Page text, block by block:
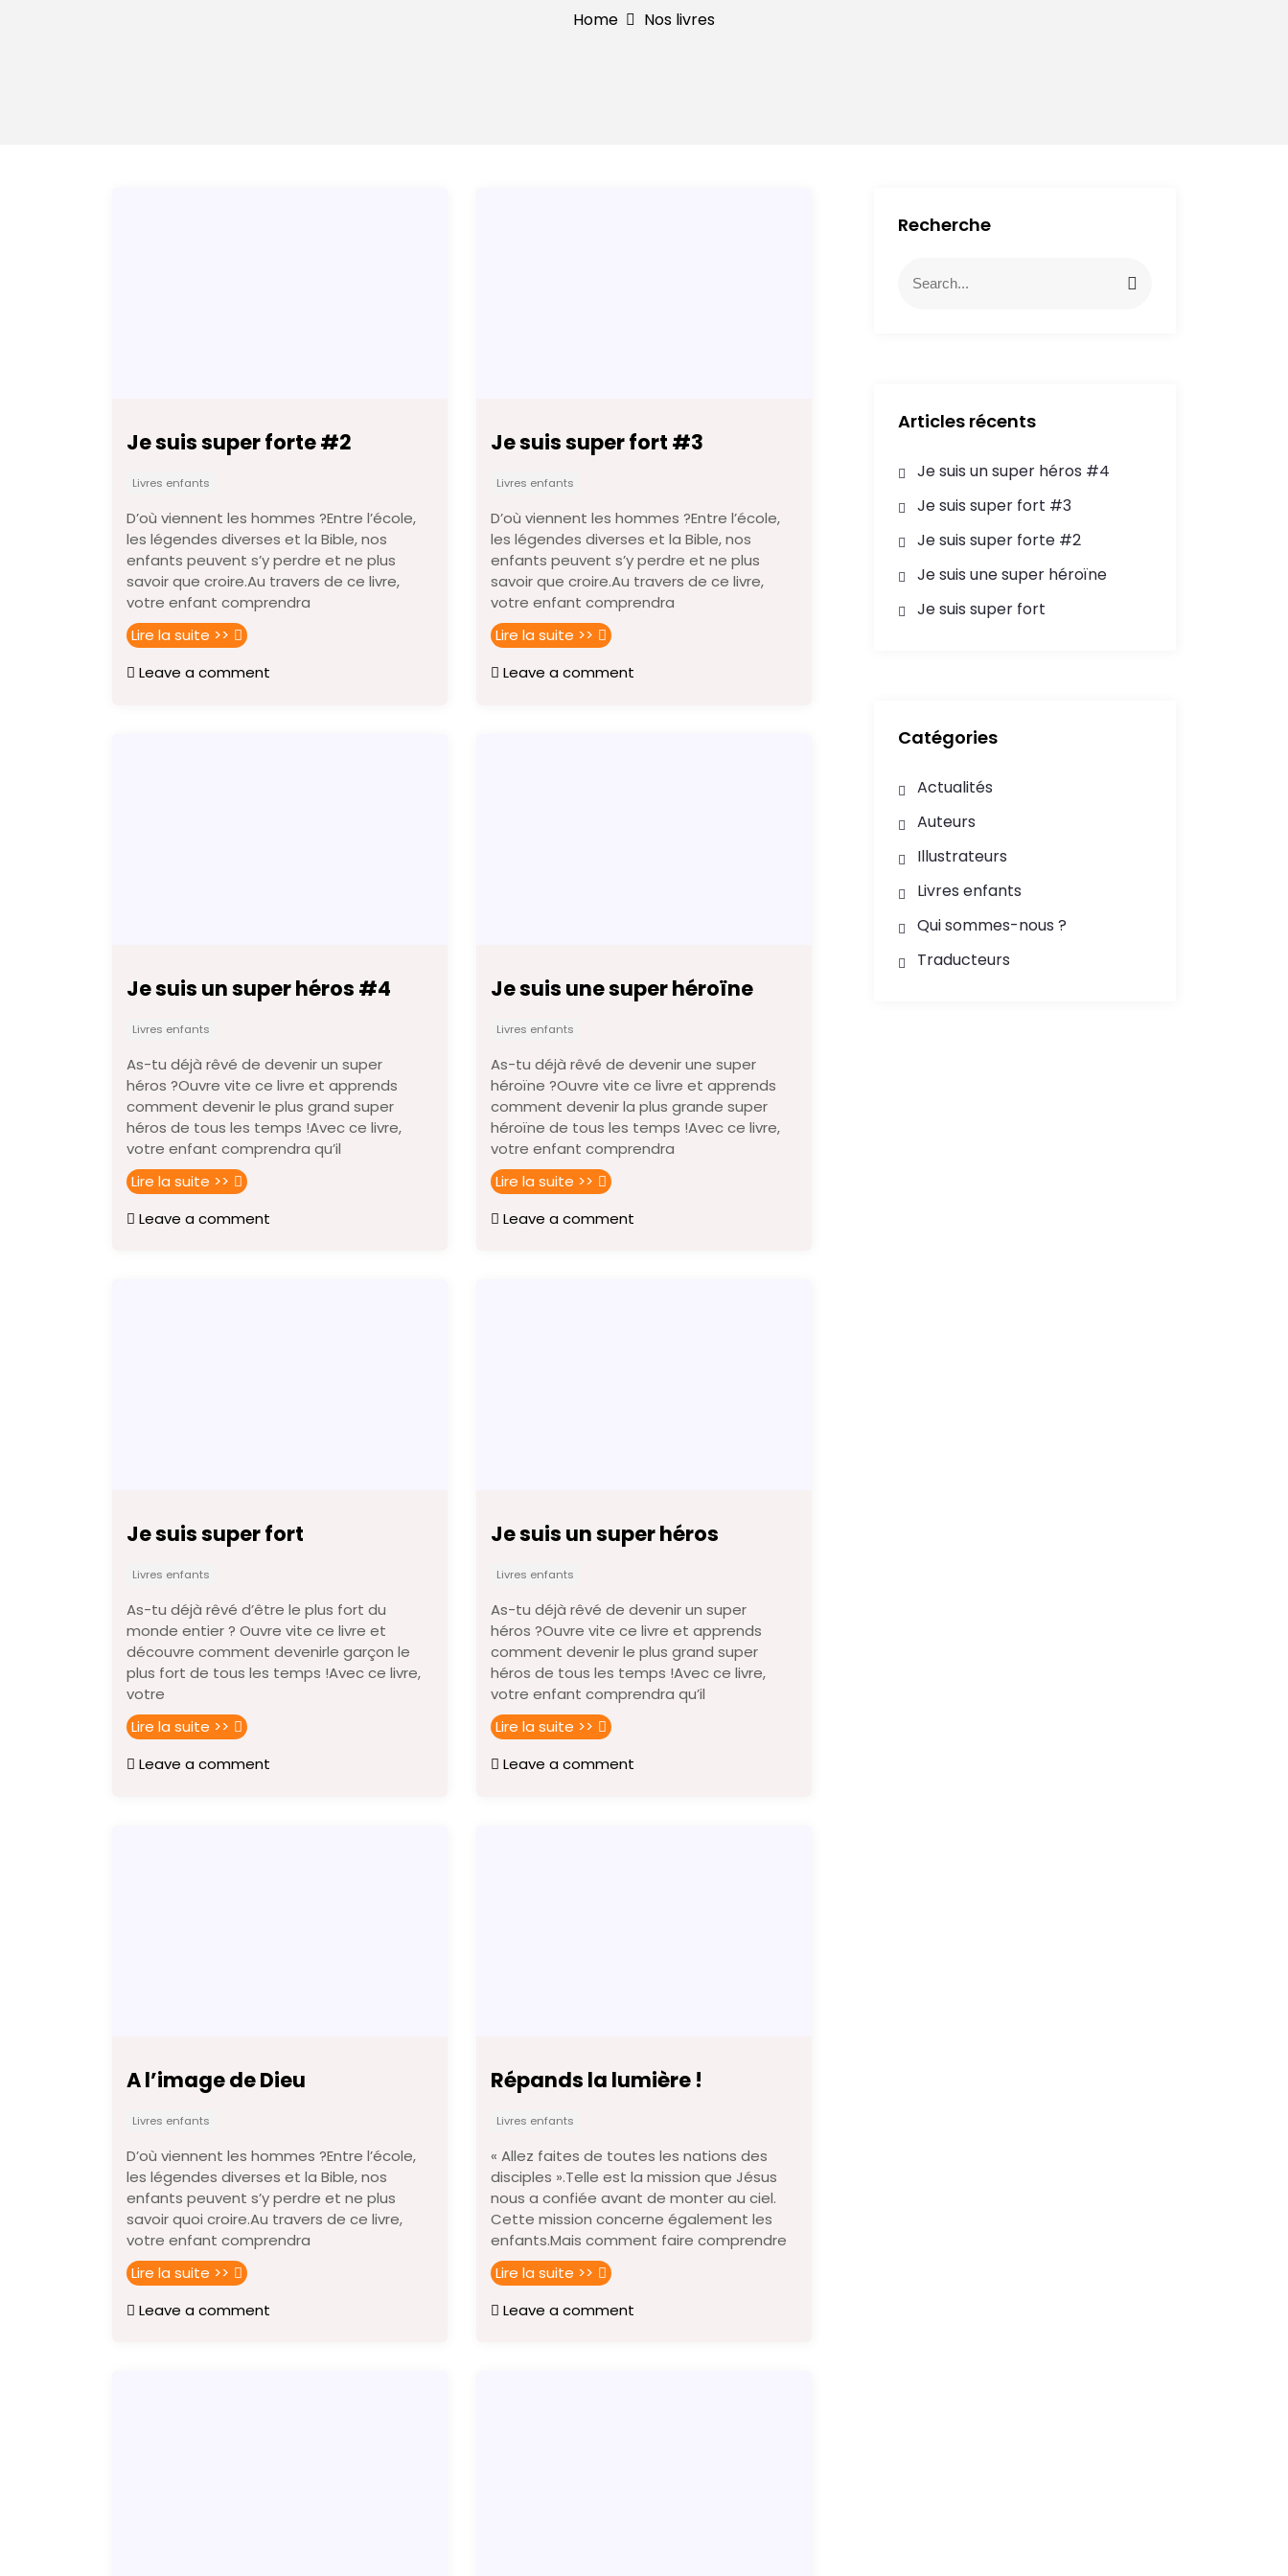
Home Nos livres
Je suis super forte #2
Livres enfants
D’où viennent les hommes ?Entre l’école,
les légendes diverses et la Bible, nos
enfants peuvent s’y perdre et ne plus
savoir que croire.Au travers de ce livre,
votre enfant comprendra
Lire la suite >>
Leave a comment
Je suis super fort #3
Livres enfants
D’où viennent les hommes ?Entre l’école,
les légendes diverses et la Bible, nos
enfants peuvent s’y perdre et ne plus
savoir que croire.Au travers de ce livre,
votre enfant comprendra
Lire la suite >>
Leave a comment
Je suis un super héros #4
Livres enfants
As-tu déjà rêvé de devenir un super
héros ?Ouvre vite ce livre et apprends
comment devenir le plus grand super
héros de tous les temps !Avec ce livre,
votre enfant comprendra qu’il
Lire la suite >>
Leave a comment
Je suis une super héroïne
Livres enfants
As-tu déjà rêvé de devenir une super
héroïne ?Ouvre vite ce livre et apprends
comment devenir la plus grande super
héroïne de tous les temps !Avec ce livre,
votre enfant comprendra
Lire la suite >>
Leave a comment
Je suis super fort
Livres enfants
As-tu déjà rêvé d’être le plus fort du
monde entier ? Ouvre vite ce livre et
découvre comment devenirle garçon le
plus fort de tous les temps !Avec ce livre,
votre
Lire la suite >>
Leave a comment
Je suis un super héros
Livres enfants
As-tu déjà rêvé de devenir un super
héros ?Ouvre vite ce livre et apprends
comment devenir le plus grand super
héros de tous les temps !Avec ce livre,
votre enfant comprendra qu’il
Lire la suite >>
Leave a comment
A l’image de Dieu
Livres enfants
D’où viennent les hommes ?Entre l’école,
les légendes diverses et la Bible, nos
enfants peuvent s’y perdre et ne plus
savoir quoi croire.Au travers de ce livre,
votre enfant comprendra
Lire la suite >>
Leave a comment
Répands la lumière !
Livres enfants
« Allez faites de toutes les nations des
disciples ».Telle est la mission que Jésus
nous a confiée avant de monter au ciel.
Cette mission concerne également les
enfants.Mais comment faire comprendre
Lire la suite >>
Leave a comment
Recherche
Articles récents
Je suis un super héros #4
Je suis super fort #3
Je suis super forte #2
Je suis une super héroïne
Je suis super fort
Catégories
Actualités
Auteurs
Illustrateurs
Livres enfants
Qui sommes-nous ?
Traducteurs